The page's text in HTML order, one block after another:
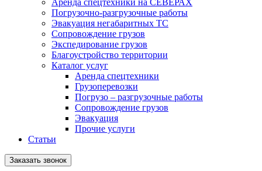
Аренда спецтехники на СЕВЕРАХ
Погрузочно-разгрузочные работы
Эвакуация негабаритных ТС
Сопровождение грузов
Экспедирование грузов
Благоустройство территории
Каталог услуг
Аренда спецтехники
Грузоперевозки
Погрузо – разгрузочные работы
Сопровождение грузов
Эвакуация
Прочие услуги
Статьи
Заказать звонок